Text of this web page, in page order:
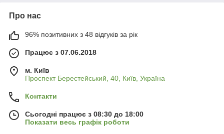
Про нас
96% позитивних з 48 відгуків за рік
Працює з 07.06.2018
м. Київ
Проспект Берестейський, 40, Київ, Україна
Контакти
Сьогодні працює з 08:30 до 18:00
Показати весь графік роботи